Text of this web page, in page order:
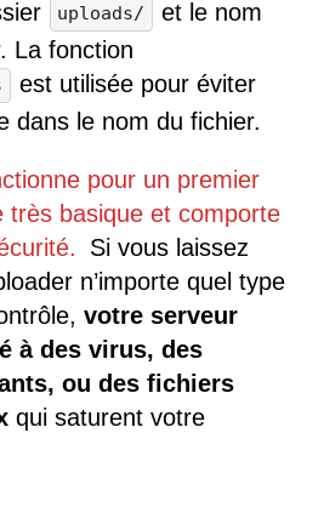
uploads/
et le nom
La fonction
est utilisée pour éviter
dans le nom du fichier.
pour un premier
très basique et comporte
Si vous laissez
n’importe quel type
votre serveur
à des virus, des
ou des fichiers
qui saturent votre